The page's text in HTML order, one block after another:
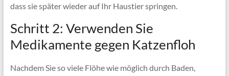
dass sie später wieder auf Ihr Haustier springen.
Schritt 2: Verwenden Sie
Medikamente gegen Katzenfloh
Nachdem Sie so viele Flöhe wie möglich durch Baden,